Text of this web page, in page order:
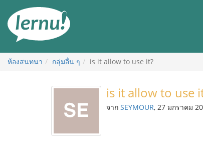
สารบัญ
ห้องสนทนา กลุ่มอื่น ๆ is it allow to use it?
is it allow to use
จาก SEYMOUR, 27 มกราคม